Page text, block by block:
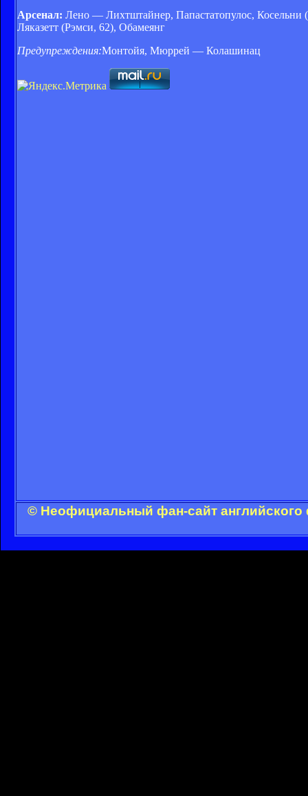
Арсенал: Лено — Лихтштайнер, Папастатопулос,
Ляказетт (Рэмси, 62), Обамеянг
Предупреждения:Монтойя, Мюррей — Колашинац
© Неофициальный фан-сайт английского